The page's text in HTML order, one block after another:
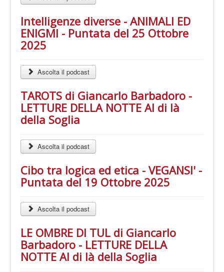
Intelligenze diverse - ANIMALI ED
ENIGMI - Puntata del 25 Ottobre
2025
Ascolta il podcast
TAROTS di Giancarlo Barbadoro -
LETTURE DELLA NOTTE Al di là
della Soglia
Ascolta il podcast
Cibo tra logica ed etica - VEGANSI' -
Puntata del 19 Ottobre 2025
Ascolta il podcast
LE OMBRE DI TUL di Giancarlo
Barbadoro - LETTURE DELLA
NOTTE Al di là della Soglia